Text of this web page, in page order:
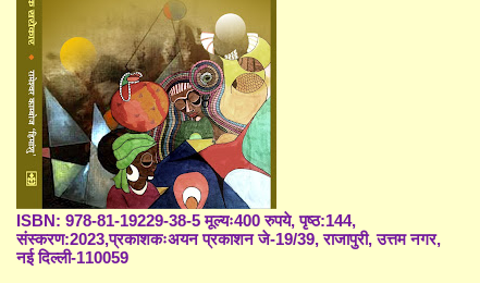
ISBN: 978-81-19229-38-5 मूल्यः400 रुपये, पृष्ठ:144,
संस्करण:2023,प्रकाशकःअयन प्रकाशन जे-19/39, राजापुरी, उत्तम नगर,
नई दिल्ली-110059